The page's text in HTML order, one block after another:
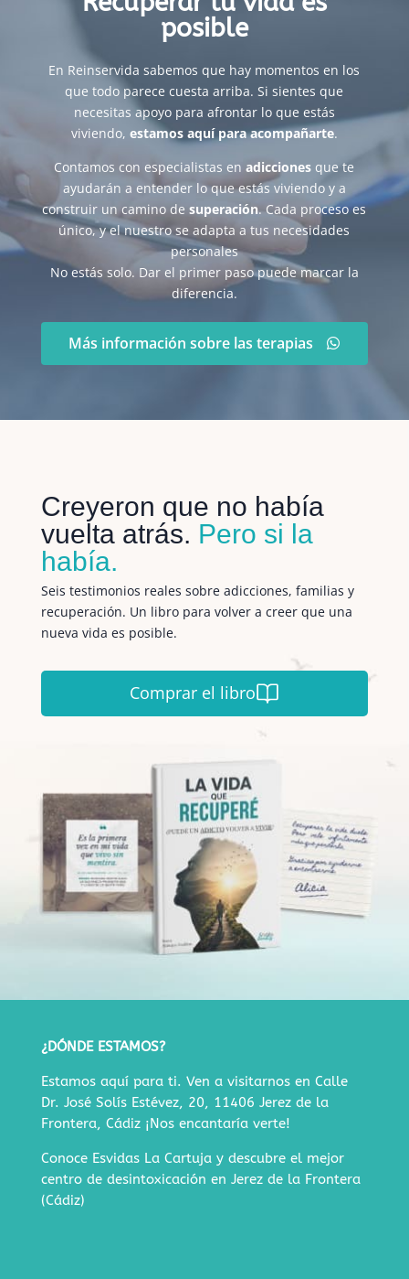
posible
En Reinservida sabemos que hay momentos en los
que todo parece cuesta arriba. Si sientes que
necesitas apoyo para afrontar lo que estás
viviendo, estamos aquí para acompañarte.
Contamos con especialistas enadicciones que te
ayudarán a entender lo que estás viviendo y a
construir un camino desuperación. Cada proceso es
único, y el nuestro se adapta a tus necesidades
personales
No estás solo. Dar el primer paso puede marcar la
diferencia.
Más información sobre las terapias
Creyeron que no había
vuelta atrás. Pero si la
había.
Seis testimonios reales sobre adicciones, familias y
recuperación. Un libro para volver a creer que una
nueva vida es posible.
Comprar el libro
¿DÓNDE ESTAMOS?
Estamos aquí para ti. Ven a visitarnos en Calle
Dr. José Solís Estévez, 20, 11406 Jerez de la
Frontera, Cádiz¡Nos encantaría verte!
Conoce Esvidas La Cartuja y descubre el mejor
centro de desintoxicación en Jerez de la Frontera
(Cádiz)